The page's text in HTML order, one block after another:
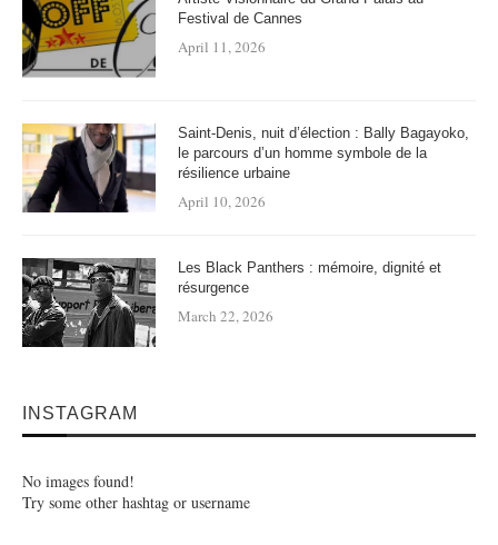
Festival de Cannes
April 11, 2026
Saint-Denis, nuit d’élection : Bally Bagayoko,
le parcours d’un homme symbole de la
résilience urbaine
April 10, 2026
Les Black Panthers : mémoire, dignité et
résurgence
March 22, 2026
INSTAGRAM
No images found!
Try some other hashtag or username